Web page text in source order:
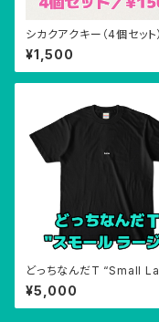
シカクアクキー（4個セット）
¥1,500
どっちなんだT “Small
¥5,000